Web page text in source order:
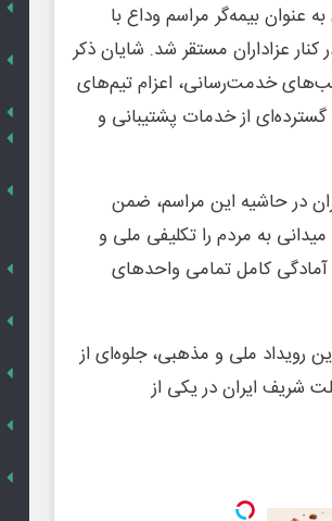
عنوان بیمه‌گر مراسم وداع با
عزاداران مستقر شد. شایان ذکر
خدمت‌رسانی، اعزام تیم‌های
از خدمات پشتیبانی و
در حاشیه این مراسم، ضمن
به مردم را تکلیفی ملی و
آمادگی کامل تمامی واحدهای
رویداد ملی و مذهبی، جلوه‌ای از
شریف ایران در یکی از